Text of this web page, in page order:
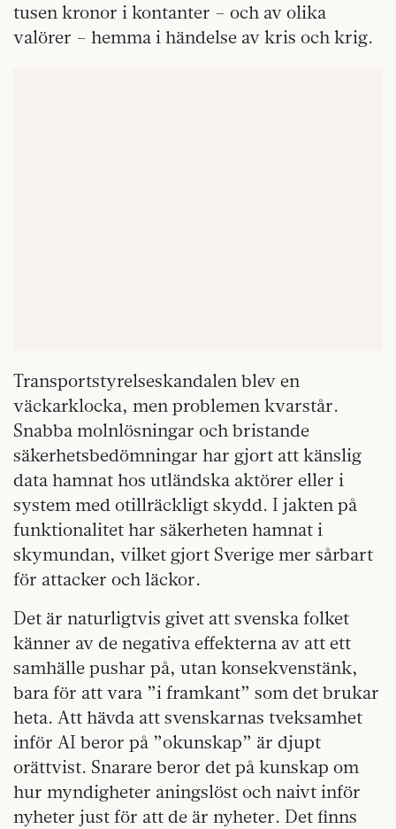
tusen kronor i kontanter – och av olika
valörer – hemma i händelse av kris och krig.
Transportstyrelseskandalen blev en
väckarklocka, men problemen kvarstår.
Snabba molnlösningar och bristande
säkerhetsbedömningar har gjort att känslig
data hamnat hos utländska aktörer eller i
system med otillräckligt skydd. I jakten på
funktionalitet har säkerheten hamnat i
skymundan, vilket gjort Sverige mer sårbart
för attacker och läckor.
Det är naturligtvis givet att svenska folket
känner av de negativa effekterna av att ett
samhälle pushar på, utan konsekvenstänk,
bara för att vara ”i framkant” som det brukar
heta. Att hävda att svenskarnas tveksamhet
inför AI beror på ”okunskap” är djupt
orättvist. Snarare beror det på kunskap om
hur myndigheter aningslöst och naivt inför
nyheter just för att de är nyheter. Det finns